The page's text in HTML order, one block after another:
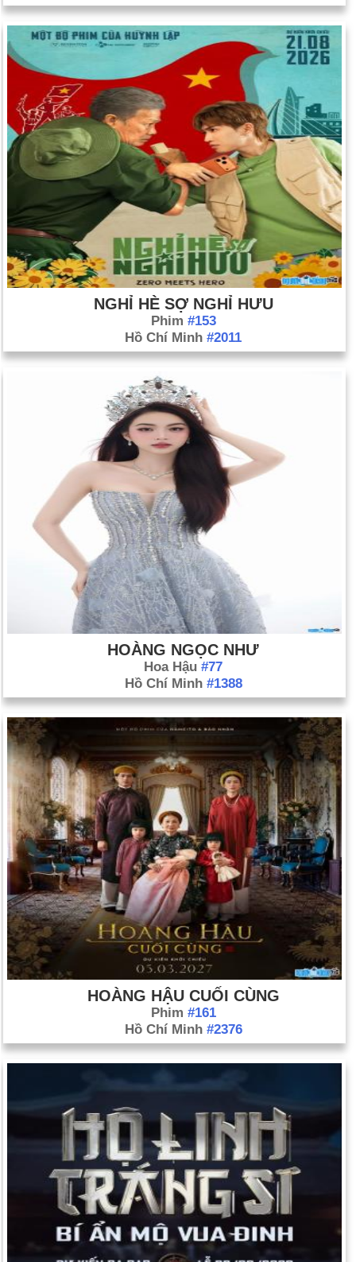
NGHỈ HÈ SỢ NGHỈ HƯU
Phim #153
Hồ Chí Minh #2011
HOÀNG NGỌC NHƯ
Hoa Hậu #77
Hồ Chí Minh #1388
HOÀNG HẬU CUỐI CÙNG
Phim #161
Hồ Chí Minh #2376